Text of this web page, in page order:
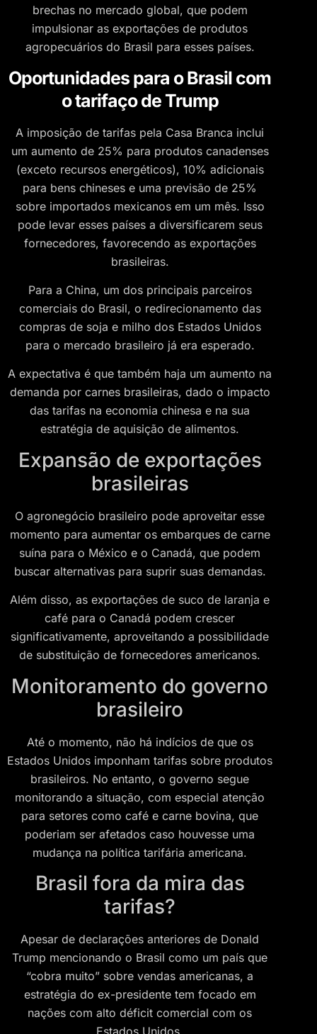
brechas no mercado global, que podem
impulsionar as exportações de produtos
agropecuários do Brasil para esses países.
Oportunidades para o Brasil com
o tarifaço de Trump
A imposição de tarifas pela Casa Branca inclui
um aumento de 25% para produtos canadenses
(exceto recursos energéticos), 10% adicionais
para bens chineses e uma previsão de 25%
sobre importados mexicanos em um mês. Isso
pode levar esses países a diversificarem seus
fornecedores, favorecendo as exportações
brasileiras.
Para a China, um dos principais parceiros
comerciais do Brasil, o redirecionamento das
compras de soja e milho dos Estados Unidos
para o mercado brasileiro já era esperado.
A expectativa é que também haja um aumento na
demanda por carnes brasileiras, dado o impacto
das tarifas na economia chinesa e na sua
estratégia de aquisição de alimentos.
Expansão de exportações
brasileiras
O agronegócio brasileiro pode aproveitar esse
momento para aumentar os embarques de carne
suína para o México e o Canadá, que podem
buscar alternativas para suprir suas demandas.
Além disso, as exportações de suco de laranja e
café para o Canadá podem crescer
significativamente, aproveitando a possibilidade
de substituição de fornecedores americanos.
Monitoramento do governo
brasileiro
Até o momento, não há indícios de que os
Estados Unidos imponham tarifas sobre produtos
brasileiros. No entanto, o governo segue
monitorando a situação, com especial atenção
para setores como café e carne bovina, que
poderiam ser afetados caso houvesse uma
mudança na política tarifária americana.
Brasil fora da mira das
tarifas?
Apesar de declarações anteriores de Donald
Trump mencionando o Brasil como um país que
“cobra muito” sobre vendas americanas, a
estratégia do ex-presidente tem focado em
nações com alto déficit comercial com os
Estados Unidos.